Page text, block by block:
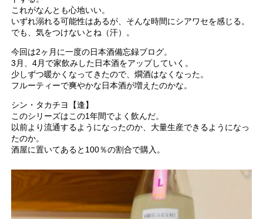
これがなんとも心地いい。
いずれ溺れる可能性はあるが、そんな時間にシアワセを感じる。
でも、気をつけないとね（汗）。
今回は2ヶ月に一度の日本酒備忘録ブログ。
3月、4月で家飲みした日本酒をアップしていく。
少しずつ暖かくなってきたので、燗酒はなくなった。
フルーティーで爽やかな日本酒が増えたのかな。
シン・タカチヨ【逢】
このシリーズはこの1年間でよく飲んだ。
以前より流通するようになったのか、大量生産できるようになっ
たのか。
酒屋に置いてあると100％の割合で購入。